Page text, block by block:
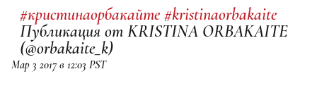
#кристинаорбакайте #kristinaorbakaite
Публикация от KRISTINA ORBAKAITE
(@orbakaite_k)
Мар 3 2017 в 12:03 PST